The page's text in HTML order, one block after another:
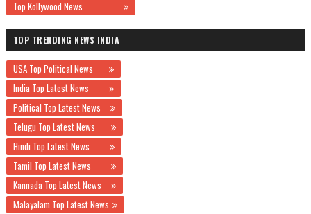
Top Kollywood News
TOP TRENDING NEWS INDIA
USA Top Political News
India Top Latest News
Political Top Latest News
Telugu Top Latest News
Hindi Top Latest News
Tamil Top Latest News
Kannada Top Latest News
Malayalam Top Latest News